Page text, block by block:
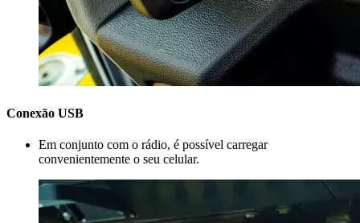
Conexão USB
Em conjunto com o rádio, é possível carregar
convenientemente o seu celular.